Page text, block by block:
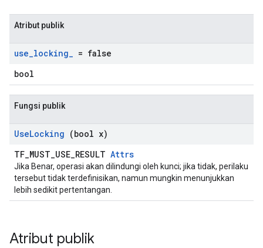
Atribut publik
use_locking_ = false
bool
Fungsi publik
UseLocking (bool x)
TF_MUST_USE_RESULT Attrs
Jika Benar, operasi akan dilindungi oleh kunci; jika tidak, perilaku
tersebut tidak terdefinisikan, namun mungkin menunjukkan
lebih sedikit pertentangan.
Atribut publik